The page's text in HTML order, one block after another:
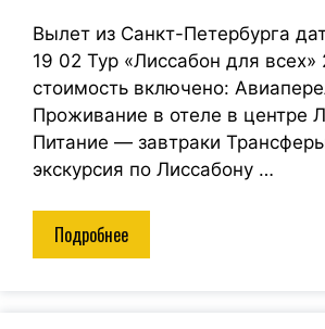
Вылет из Санкт-Петербурга
19 02 Тур «Лиссабон для
стоимость включено:
Проживание в отеле в центре
Питание — завтраки
экскурсия по Лиссабону …
Подробнее